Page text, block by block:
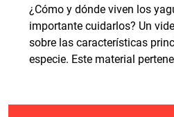
¿Cómo y dónde viven los
importante cuidarlos? Un
sobre las características
especie. Este material